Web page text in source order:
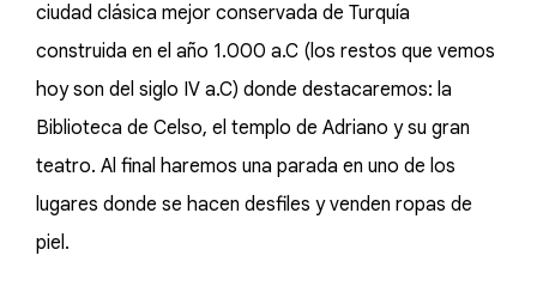
ciudad clásica mejor conservada de Turquía
construida en el año 1.000 a.C (los restos que vemos
hoy son del siglo IV a.C) donde destacaremos: la
Biblioteca de Celso, el templo de Adriano y su gran
teatro. Al final haremos una parada en uno de los
lugares donde se hacen desfiles y venden ropas de
piel.